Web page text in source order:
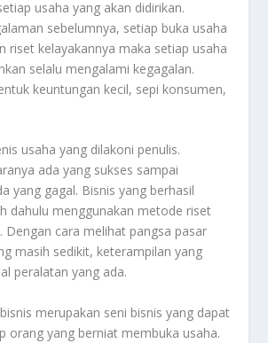
usaha yang akan didirikan.
sebelumnya, setiap buka usaha
riset kelayakannya maka setiap usaha
selalu mengalami kegagalan.
keuntungan kecil, sepi konsumen,
usaha yang dilakoni penulis.
ada yang sukses sampai
yang gagal. Bisnis yang berhasil
dahulu menggunakan metode riset
Dengan cara melihat pangsa pasar
masih sedikit, keterampilan yang
peralatan yang ada.
merupakan seni bisnis yang dapat
orang yang berniat membuka usaha.